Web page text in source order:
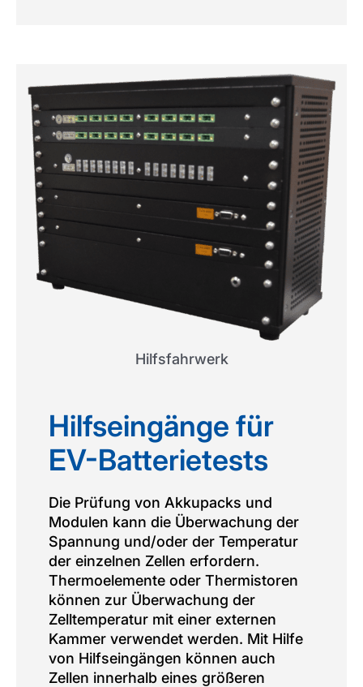
Hilfsfahrwerk
Hilfseingänge für
EV-Batterietests
Die Prüfung von Akkupacks und
Modulen kann die Überwachung der
Spannung und/oder der Temperatur
der einzelnen Zellen erfordern.
Thermoelemente oder Thermistoren
können zur Überwachung der
Zelltemperatur mit einer externen
Kammer verwendet werden. Mit Hilfe
von Hilfseingängen können auch
Zellen innerhalb eines größeren